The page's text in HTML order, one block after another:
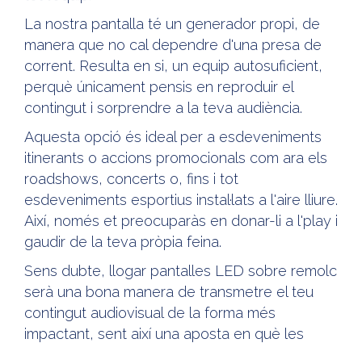
La nostra pantalla té un generador propi, de
manera que no cal dependre d'una presa de
corrent. Resulta en si, un equip autosuficient,
perquè únicament pensis en reproduir el
contingut i sorprendre a la teva audiència.
Aquesta opció és ideal per a esdeveniments
itinerants o accions promocionals com ara els
roadshows, concerts o, fins i tot
esdeveniments esportius instal·lats a l'aire lliure.
Així, només et preocuparàs en donar-li a l'play i
gaudir de la teva pròpia feina.
Sens dubte, llogar pantalles LED sobre remolc
serà una bona manera de transmetre el teu
contingut audiovisual de la forma més
impactant, sent així una aposta en què les